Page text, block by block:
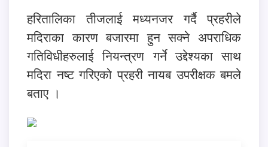
हरितालिका तीजलाई मध्यनजर गर्दै प्रहरीले
मदिराका कारण बजारमा हुन सक्ने अपराधिक
गतिविधीहरुलाई नियन्त्रण गर्ने उद्देश्यका साथ
मदिरा नष्ट गरिएको प्रहरी नायब उपरीक्षक बमले
बताए ।